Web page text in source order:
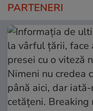
PARTENERI